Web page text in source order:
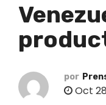
por
Oct